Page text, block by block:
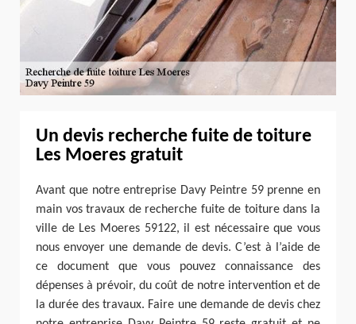
Un devis recherche fuite de toiture
Les Moeres gratuit
Avant que notre entreprise Davy Peintre 59 prenne en
main vos travaux de recherche fuite de toiture dans la
ville de Les Moeres 59122, il est nécessaire que vous
nous envoyer une demande de devis. C’est à l’aide de
ce document que vous pouvez connaissance des
dépenses à prévoir, du coût de notre intervention et de
la durée des travaux. Faire une demande de devis chez